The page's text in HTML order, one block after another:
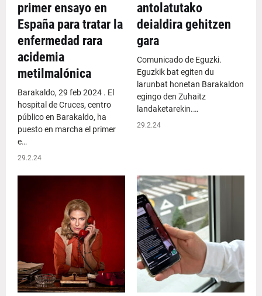
primer ensayo en
España para tratar la
enfermedad rara
acidemia
metilmalónica
Barakaldo, 29 feb 2024 . El
hospital de Cruces, centro
público en Barakaldo, ha
puesto en marcha el primer
e…
29.2.24
antolatutako
deialdira gehitzen
gara
Comunicado de Eguzki.
Eguzkik bat egiten du
larunbat honetan Barakaldon
egingo den Zuhaitz
landaketarekin.…
29.2.24